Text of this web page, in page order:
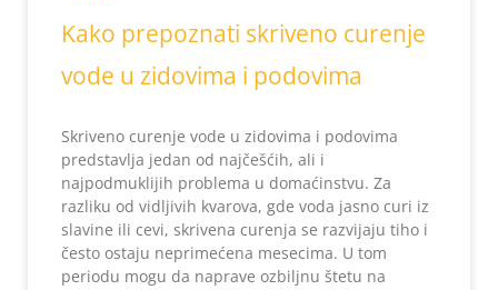
Kako prepoznati skriveno curenje
vode u zidovima i podovima
Skriveno curenje vode u zidovima i podovima
predstavlja jedan od najčešćih, ali i
najpodmuklijih problema u domaćinstvu. Za
razliku od vidljivih kvarova, gde voda jasno curi iz
slavine ili cevi, skrivena curenja se razvijaju tiho i
često ostaju neprimećena mesecima. U tom
periodu mogu da naprave ozbiljnu štetu na